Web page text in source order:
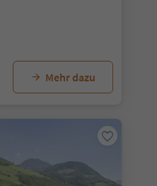
Mehr dazu